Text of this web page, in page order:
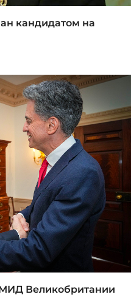
кандидатом на
МИД Великобритании